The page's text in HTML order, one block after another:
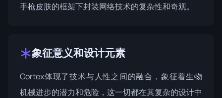
手枪皮肤的框架下封装网络技术的复杂性和奇观。
象征意义和设计元素
Cortex体现了技术与人性之间的融合，象征着生物
机械进步的潜力和危险，这一切都在其复杂的设计中